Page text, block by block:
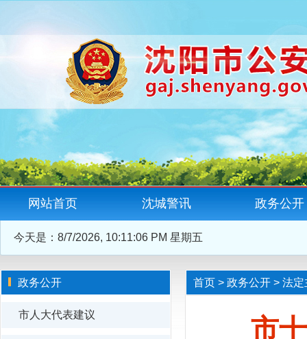
网站首页 沈城警讯 政务公开
今天是： 8/7/2026, 10:11:06 PM 星期五
政务公开
市人大代表建议
首页 > 政务公开 > 法定
市